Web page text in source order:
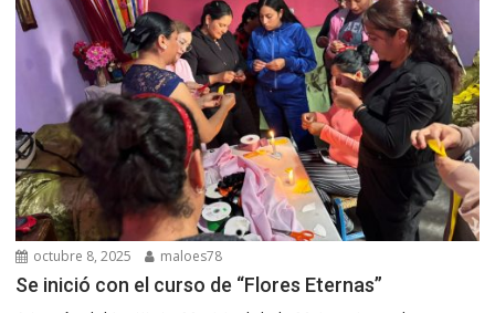
octubre 8, 2025 maloes78
Se inició con el curso de “Flores Eternas”